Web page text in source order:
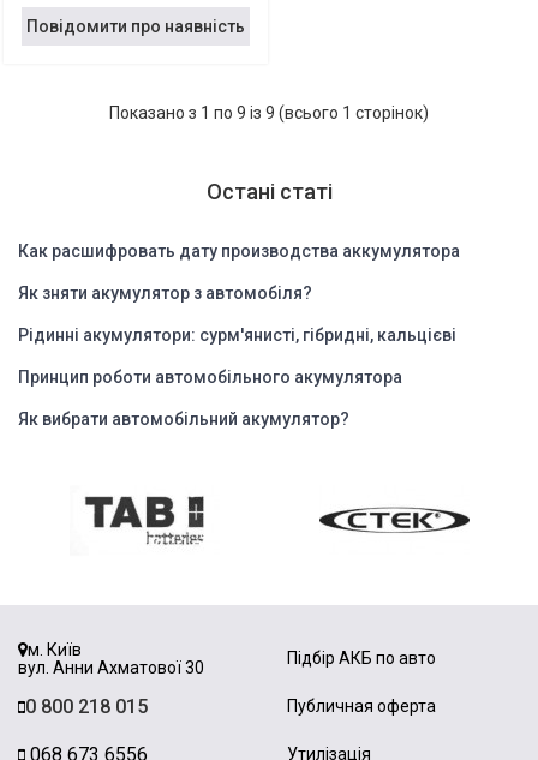
Повідомити про наявність
Показано з 1 по 9 із 9 (всього 1 сторінок)
Остані статі
Как расшифровать дату производства аккумулятора
Як зняти акумулятор з автомобіля?
Рідинні акумулятори: сурм'янисті, гібридні, кальцієві
Принцип роботи автомобільного акумулятора
Як вибрати автомобільний акумулятор?
м. Київ
вул. Анни Ахматової 30
0 800 218 015
068 673 6556
Підбір АКБ по авто
Публичная оферта
Утилізація